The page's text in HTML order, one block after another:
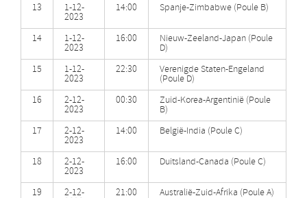
13 1-12-
2023
14:00 Spanje-Zimbabwe (Poule B)
14 1-12-
2023
16:00 Nieuw-Zeeland-Japan (Poule
D)
15
1-12-
2023
22:30 Verenigde Staten-Engeland
(Poule D)
16
2-12-
2023
00:30 Zuid-Korea-Argentinië (Poule
B)
17
2-12-
2023
14:00 België-India (Poule C)
18 2-12-
2023
16:00 Duitsland-Canada (Poule C)
19 2-12- 21:00 Australië-Zuid-Afrika (Poule A)